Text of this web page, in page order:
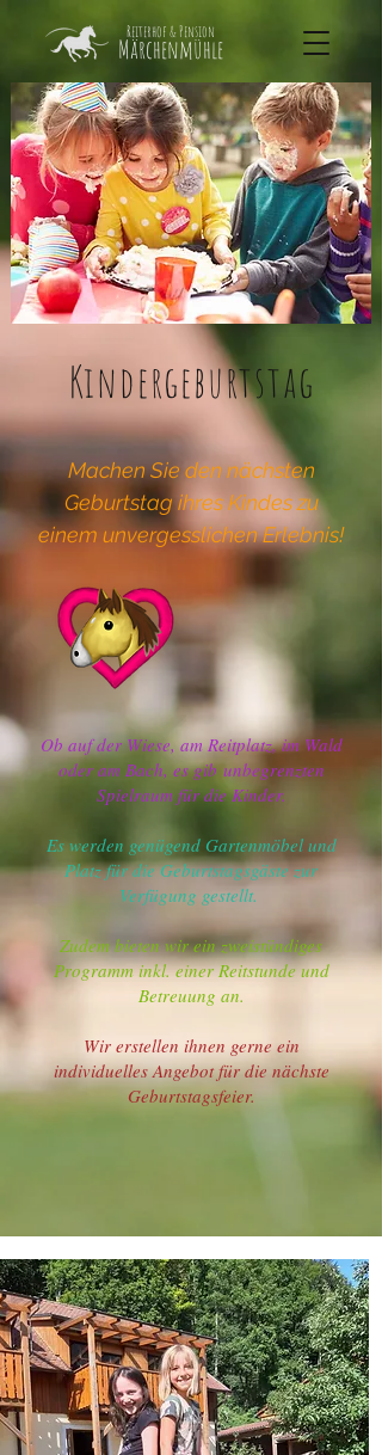
Reiterhof & Pension
Märchenmühle
Kindergeburtstag
Machen Sie den nächsten
Geburtstag ihres Kindes zu
einem unvergesslichen Erlebnis!
Ob auf der Wiese, am Reitplatz, im Wald
oder am Bach, es gibunbegrenzten
Spielraum für die Kinder.
Es werden genügend Gartenmöbel und
Platz für die Geburtstagsgäste zur
Verfügung gestellt.
Zudem bieten wir ein zweistündiges
Programm inkl. einer Reitstunde und
Betreuung an.
Wir erstellen ihnen gerne ein
individuelles Angebot für die nächste
Geburtstagsfeier.